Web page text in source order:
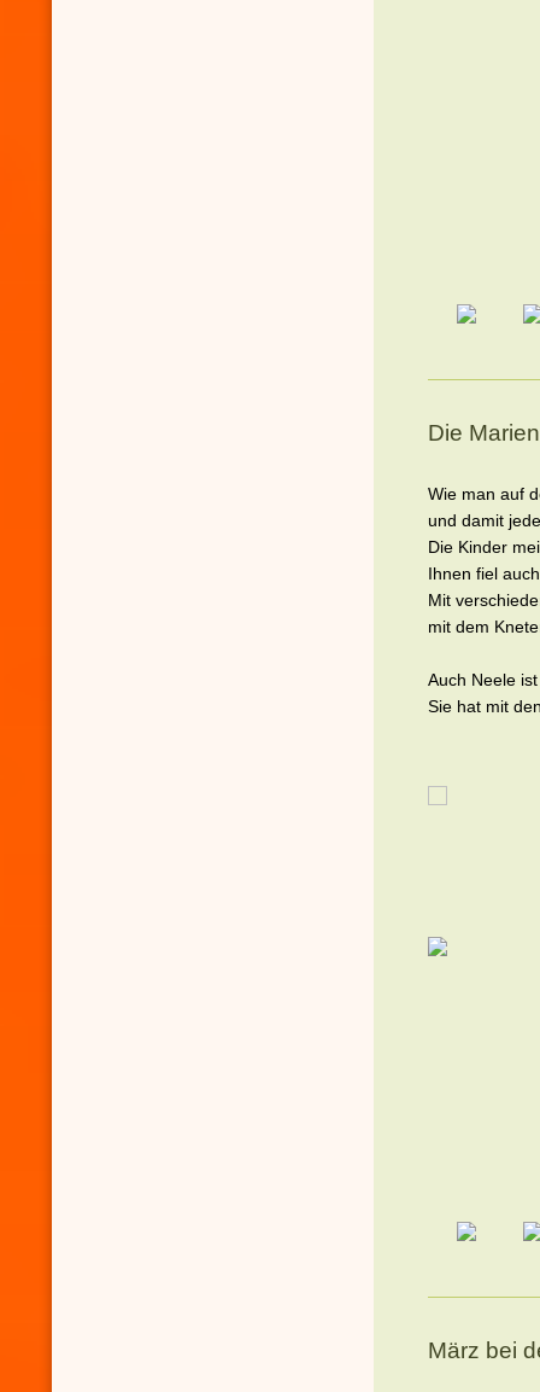
Die
Wie man auf
und damit
Die Kinder
Ihnen fiel
Mit
mit dem
Auch Neele
Sie hat mit
März bei